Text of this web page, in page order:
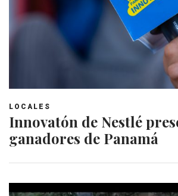
LOCALES
Innovatón de Nestlé
ganadores de Panamá